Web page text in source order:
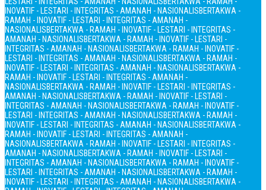
INOVATIF - LESTARI - INTEGRITAS - AMANAH - NASIONALISBERTAKWA -
RAMAH - INOVATIF - LESTARI - INTEGRITAS - AMANAH -
NASIONALISBERTAKWA - RAMAH - INOVATIF - LESTARI - INTEGRITAS -
AMANAH - NASIONALISBERTAKWA - RAMAH - INOVATIF - LESTARI -
INTEGRITAS - AMANAH - NASIONALISBERTAKWA - RAMAH - INOVATIF -
LESTARI - INTEGRITAS - AMANAH - NASIONALISBERTAKWA - RAMAH -
INOVATIF - LESTARI - INTEGRITAS - AMANAH - NASIONALISBERTAKWA -
RAMAH - INOVATIF - LESTARI - INTEGRITAS - AMANAH -
NASIONALISBERTAKWA - RAMAH - INOVATIF - LESTARI - INTEGRITAS -
AMANAH - NASIONALISBERTAKWA - RAMAH - INOVATIF - LESTARI -
INTEGRITAS - AMANAH - NASIONALISBERTAKWA - RAMAH - INOVATIF -
LESTARI - INTEGRITAS - AMANAH - NASIONALISBERTAKWA - RAMAH -
INOVATIF - LESTARI - INTEGRITAS - AMANAH - NASIONALISBERTAKWA -
RAMAH - INOVATIF - LESTARI - INTEGRITAS - AMANAH -
NASIONALISBERTAKWA - RAMAH - INOVATIF - LESTARI - INTEGRITAS -
AMANAH - NASIONALISBERTAKWA - RAMAH - INOVATIF - LESTARI -
INTEGRITAS - AMANAH - NASIONALISBERTAKWA - RAMAH - INOVATIF -
LESTARI - INTEGRITAS - AMANAH - NASIONALISBERTAKWA - RAMAH -
INOVATIF - LESTARI - INTEGRITAS - AMANAH - NASIONALISBERTAKWA -